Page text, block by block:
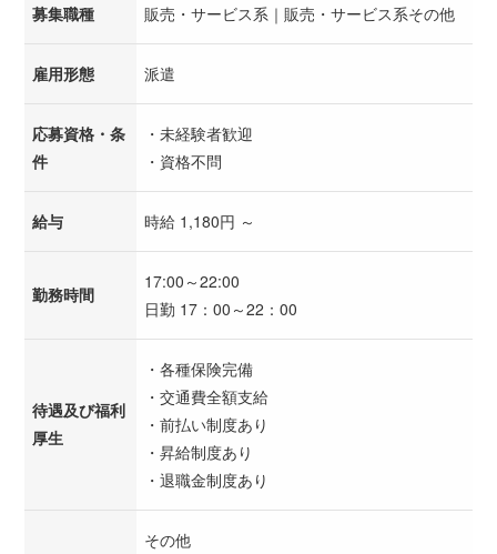
募集職種 販売・サービス系｜販売・サービス系その他
雇用形態 派遣
応募資格・条
件
・未経験者歓迎
・資格不問
給与 時給 1,180円 ～
勤務時間
17:00～22:00
日勤 17：00～22：00
待遇及び福利
厚生
・各種保険完備
・交通費全額支給
・前払い制度あり
・昇給制度あり
・退職金制度あり
その他